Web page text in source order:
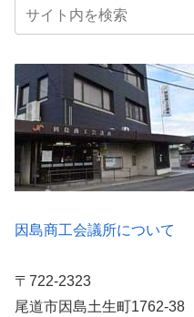
因島商工会議所について
〒722-2323
尾道市因島土生町1762-38